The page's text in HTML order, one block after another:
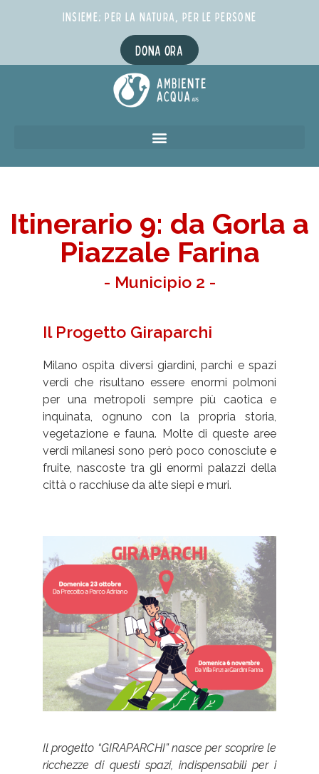
INSIEME; PER LA NATURA, PER LE PERSONE
DONA ORA
Itinerario 9: da Gorla a
Piazzale Farina
- Municipio 2 -
Il Progetto Giraparchi
Milano ospita diversi giardini, parchi e spazi
verdi che risultano essere enormi polmoni
per una metropoli sempre più caotica e
inquinata, ognuno con la propria storia,
vegetazione e fauna. Molte di queste aree
verdi milanesi sono però poco conosciute e
fruite, nascoste tra gli enormi palazzi della
città o racchiuse da alte siepi e muri.
Il progetto “GIRAPARCHI” nasce per scoprire le
ricchezze di questi spazi, indispensabili per i